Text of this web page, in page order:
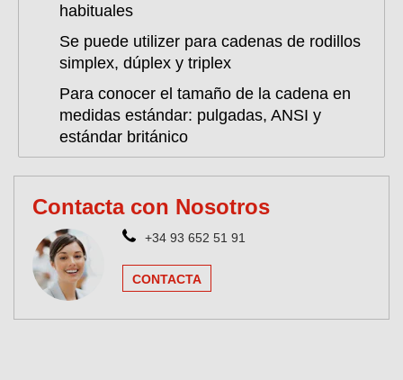
habituales
Se puede utilizer para cadenas de rodillos
simplex, dúplex y triplex
Para conocer el tamaño de la cadena en
medidas estándar: pulgadas, ANSI y
estándar británico
Contacta con Nosotros
+34 93 652 51 91
CONTACTA